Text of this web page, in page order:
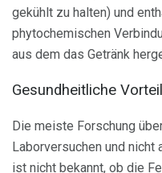
gekühlt zu halten) und
phytochemischen
aus dem das Getränk
Gesundheitliche
Die meiste Forschung
Laborversuchen und nicht
ist nicht bekannt, ob die